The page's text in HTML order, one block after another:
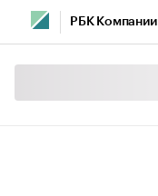
РБК Компании